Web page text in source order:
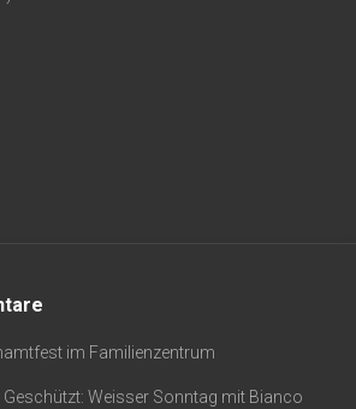
im Familienzentrum
Geschützt: Weisser Sonntag mit Bianco